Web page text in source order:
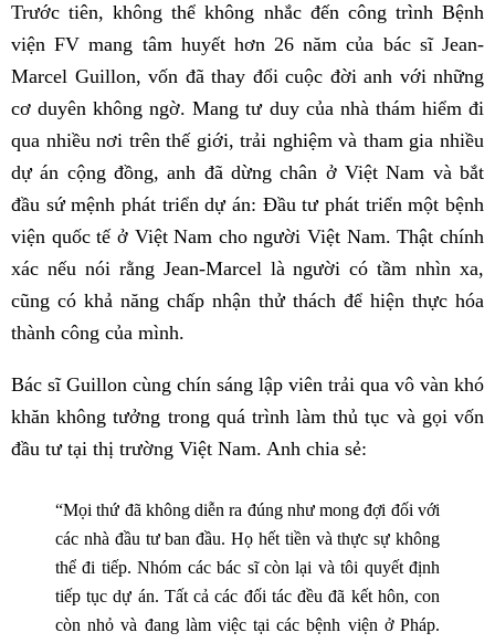
Trước tiên, không thể không nhắc đến công trình Bệnh
viện FV mang tâm huyết hơn 26 năm của bác sĩ Jean-
Marcel Guillon, vốn đã thay đổi cuộc đời anh với những
cơ duyên không ngờ. Mang tư duy của nhà thám hiểm đi
qua nhiều nơi trên thế giới, trải nghiệm và tham gia nhiều
dự án cộng đồng, anh đã dừng chân ở Việt Nam và bắt
đầu sứ mệnh phát triển dự án: Đầu tư phát triển một bệnh
viện quốc tế ở Việt Nam cho người Việt Nam. Thật chính
xác nếu nói rằng Jean-Marcel là người có tầm nhìn xa,
cũng có khả năng chấp nhận thử thách để hiện thực hóa
thành công của mình.
Bác sĩ Guillon cùng chín sáng lập viên trải qua vô vàn khó
khăn không tưởng trong quá trình làm thủ tục và gọi vốn
đầu tư tại thị trường Việt Nam. Anh chia sẻ:
“Mọi thứ đã không diễn ra đúng như mong đợi đối với
các nhà đầu tư ban đầu. Họ hết tiền và thực sự không
thể đi tiếp. Nhóm các bác sĩ còn lại và tôi quyết định
tiếp tục dự án. Tất cả các đối tác đều đã kết hôn, con
còn nhỏ và đang làm việc tại các bệnh viện ở Pháp.